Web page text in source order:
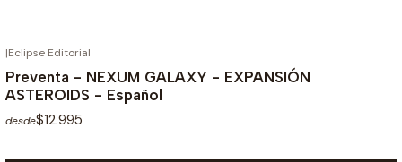
|Eclipse Editorial
Preventa - NEXUM GALAXY - EXPANSIÓN
ASTEROIDS - Español
desde$12.995